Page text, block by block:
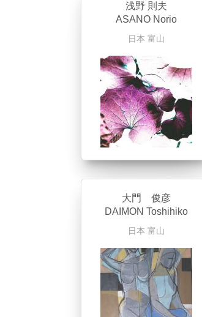
浅野 則夫
ASANO Norio
日本 富山
大門 俊彦
DAIMON Toshihiko
日本 富山